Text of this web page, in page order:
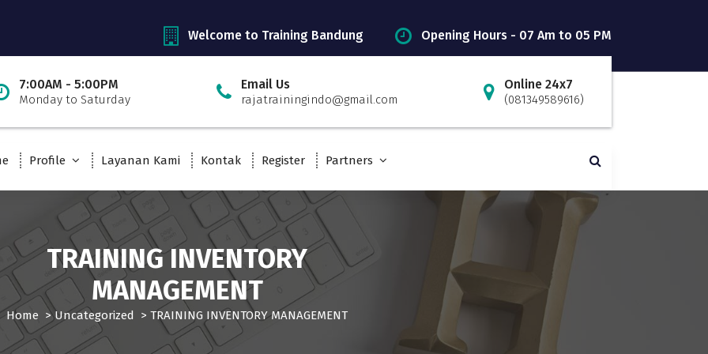
Welcome to Training Bandung Opening Hours - 07 Am to 05 PM
7:00AM - 5:00PM
Monday to Saturday
Email Us
rajatrainingindo@gmail.com
Online 24x7
(081349589616)
Profile Layanan Kami Kontak Register Partners
TRAINING INVENTORY
MANAGEMENT
Home >Uncategorized > TRAINING INVENTORY MANAGEMENT